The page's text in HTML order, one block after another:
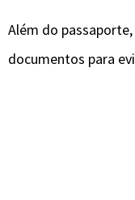
Além do
documentos para